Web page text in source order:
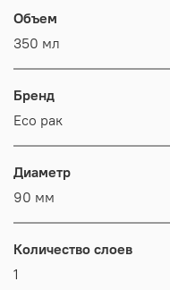
Объем
350 мл
Бренд
Есо рак
Диаметр
90 мм
Количество слоев
1